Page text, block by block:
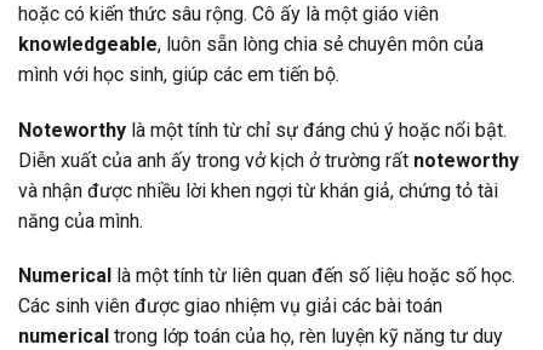
hoặc có kiến thức sâu rộng. Cô ấy là một giáo viên
knowledgeable, luôn sẵn lòng chia sẻ chuyên môn của
mình với học sinh, giúp các em tiến bộ.
Noteworthy là một tính từ chỉ sự đáng chú ý hoặc nổi bật.
Diễn xuất của anh ấy trong vở kịch ở trường rất noteworthy
và nhận được nhiều lời khen ngợi từ khán giả, chứng tỏ tài
năng của mình.
Numerical
là một tính từ liên quan đến số liệu hoặc số học.
Các sinh viên được giao nhiệm vụ giải các bài toán
numerical trong lớp toán của họ, rèn luyện kỹ năng tư duy